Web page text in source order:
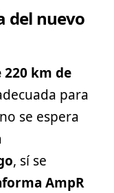
del nuevo
220 km de
para
se espera
, sí se
AmpR